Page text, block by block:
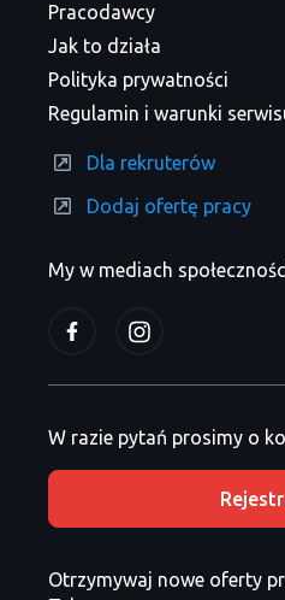
My w mediach
Pracodawcy
Jak to działa
Polityka prywatności
Regulamin i warunki
Dla rekruterów
Dodaj ofertę pracy
W razie pytań prosimy o
Otrzymywaj nowe oferty